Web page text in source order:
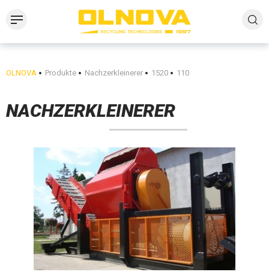
OLNOVA Produkte Nachzerkleinerer 1520 110
NACHZERKLEINERER